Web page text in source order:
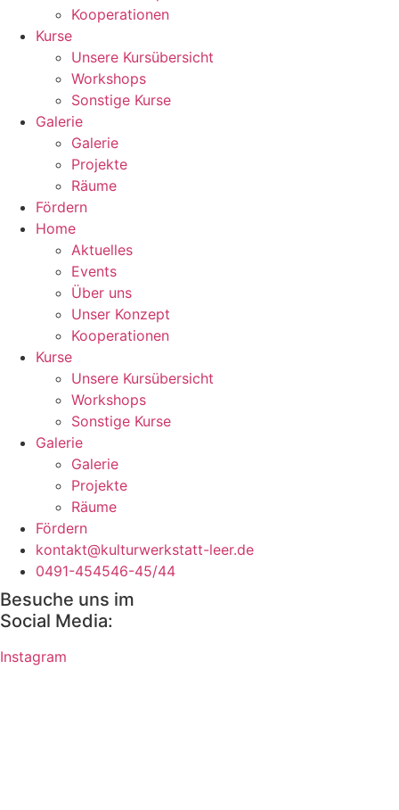
Kooperationen
Kurse
Unsere Kursübersicht
Workshops
Sonstige Kurse
Galerie
Galerie
Projekte
Räume
Fördern
Home
Aktuelles
Events
Über uns
Unser Konzept
Kooperationen
Kurse
Unsere Kursübersicht
Workshops
Sonstige Kurse
Galerie
Galerie
Projekte
Räume
Fördern
kontakt@kulturwerkstatt-leer.de
0491-454546-45/44
Besuche uns im
Social Media:
Instagram